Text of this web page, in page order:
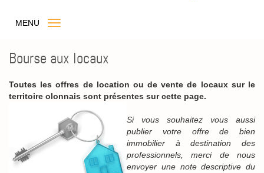
MENU
Bourse aux locaux
Toutes les offres de location ou de vente de locaux sur le
territoire olonnais sont présentes sur cette page.
Si vous souhaitez vous aussi
publier votre offre de bien
immobilier à destination des
professionnels, merci de nous
envoyer une note descriptive du